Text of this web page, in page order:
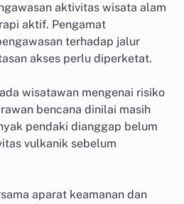
aktivitas wisata alam
aktif. Pengamat
terhadap jalur
akses perlu diperketat.
wisatawan mengenai risiko
bencana dinilai masih
pendaki dianggap belum
vulkanik sebelum
aparat keamanan dan